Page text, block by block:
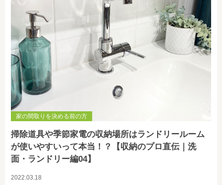
家の間取りを決める前の方
掃除道具や季節家電の収納場所はランドリールーム
が使いやすいって本当！？【収納のプロ直伝｜洗
面・ランドリー編04】
2022.03.18